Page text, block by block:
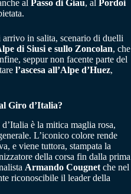
al Passo di Giau, al
Pordoi
in salita, scenario di duelli
di Siusi e sullo Zoncolan, che
seppur non facente parte del
l’ascesa all’Alpe d’Huez,
Giro d’Italia?
è la mitica maglia rosa,
L’iconico colore rende
e viene tuttora, stampata la
della corsa fin dalla prima
Armando Cougnet che nel
riconoscibile il leader della